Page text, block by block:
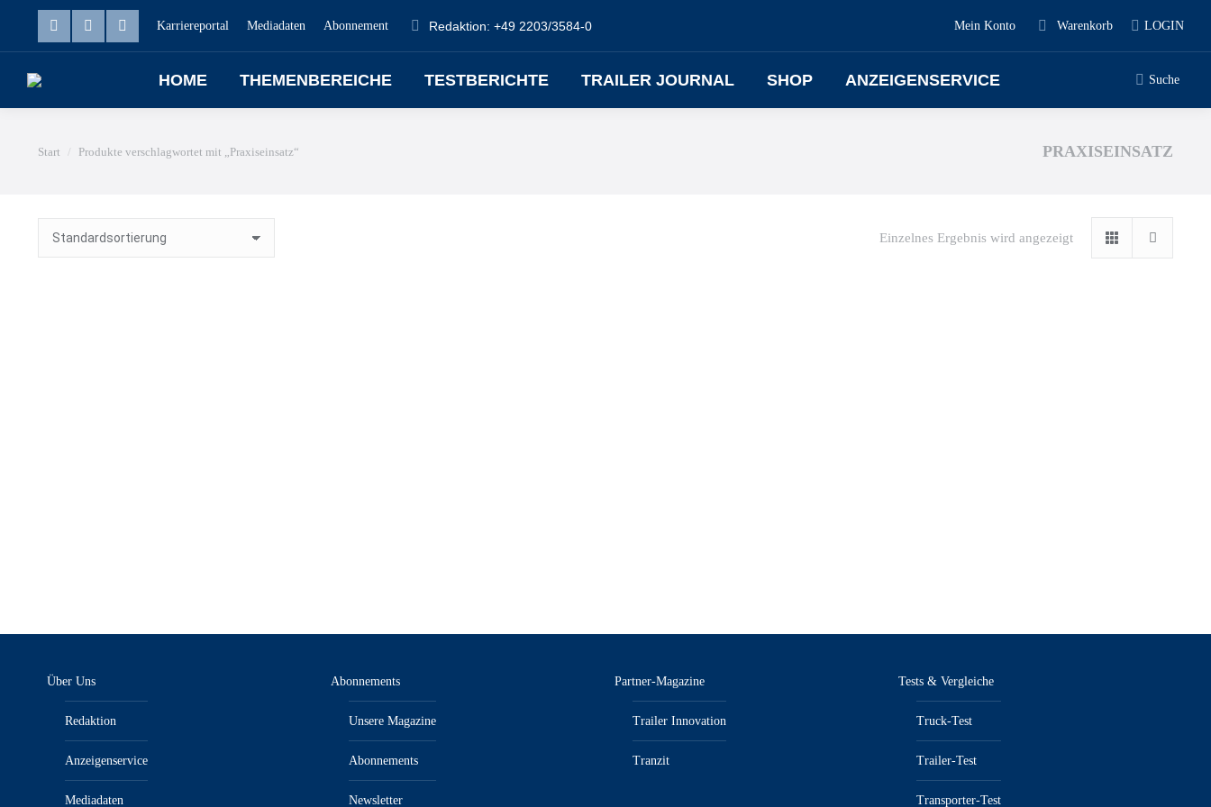
Karriereportal Mediadaten Abonnement Redaktion: +49 2203/3584-0 Mein Konto Warenkorb LOGIN
HOME THEMENBEREICHE TESTBERICHTE TRAILER JOURNAL SHOP ANZEIGENSERVICE Suche
Sie befinden sich hier:
Start Produkte verschlagwortet mit „Praxiseinsatz“ PRAXISEINSATZ
Einzelnes Ergebnis wird angezeigt
Über Uns
Redaktion
Anzeigenservice
Mediadaten
Abonnements
Unsere Magazine
Abonnements
Newsletter
Partner-Magazine
Trailer Innovation
Tranzit
Tests & Vergleiche
Truck-Test
Trailer-Test
Transporter-Test